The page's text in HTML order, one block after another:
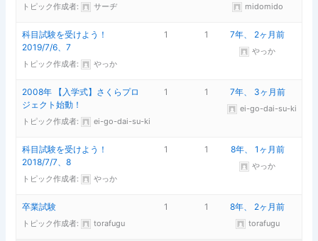
トピック作成者: サーヂ midomido
科目試験を受けよう！
2019/7/6、7
トピック作成者: やっか
1 1 7年、 2ヶ月前
やっか
2008年 【入学式】さくらプロ
ジェクト始動！
トピック作成者: ei-go-dai-su-ki
1 1 7年、 3ヶ月前
ei-go-dai-su-ki
科目試験を受けよう！
2018/7/7、8
トピック作成者: やっか
1 1 8年、 1ヶ月前
やっか
卒業試験
トピック作成者: torafugu
1 1 8年、 2ヶ月前
torafugu